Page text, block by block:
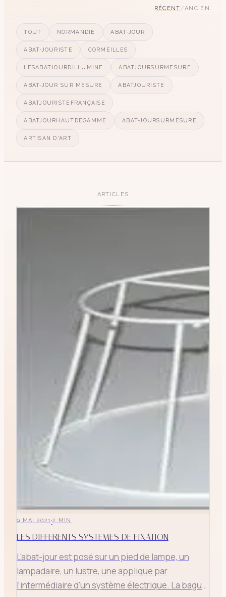
RÉCENT /ANCIEN
TOUT NORMANDIE ABAT-JOUR
ABAT-JOURISTE CORMEILLES
LESABATJOURDILLUMINE ABATJOURSURMESURE
ABAT-JOUR SUR MESURE ABATJOURISTE
ABATJOURISTEFRANÇAISE
ABATJOURHAUTDEGAMME ABAT-JOURSURMESURE
ARTISAN D'ART
ARTICLES
9 MAI 2021·2 MIN
LES DIFFERENTS SYSTEMES DE FIXATION
L'abat-jour est posé sur un pied de lampe, un
lampadaire, un lustre, une applique par
l'intermédiaire d'un système électrique. La bague